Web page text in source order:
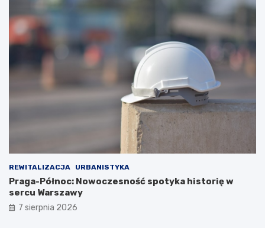
REWITALIZACJA URBANISTYKA
Praga-Północ: Nowoczesność spotyka historię w
sercu Warszawy
7 sierpnia 2026